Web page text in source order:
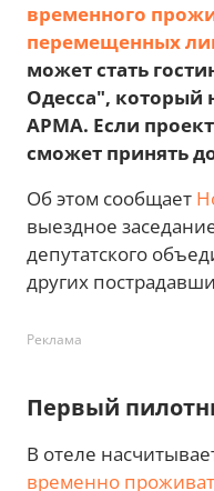
временного
перемещенных
может стать
Одесса", который
АРМА. Если
сможет принять
Об этом сообщает
выездное
депутатского
других
Реклама
Первый
В отеле
временно